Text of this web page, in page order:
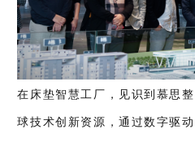
在床垫智慧工厂，见识到慕思
球技术创新资源，通过数字驱